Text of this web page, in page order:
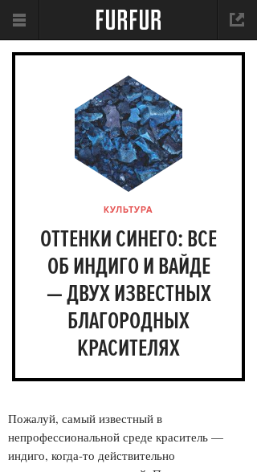
КУЛЬТУРА
ОТТЕНКИ СИНЕГО: ВСЕ
ОБ ИНДИГО И ВАЙДЕ
— ДВУХ ИЗВЕСТНЫХ
БЛАГОРОДНЫХ
КРАСИТЕЛЯХ
Пожалуй, самый известный в
непрофессиональной среде краситель —
индиго, когда-то действительно